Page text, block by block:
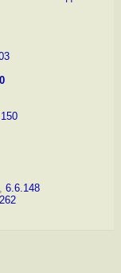
6.6.148